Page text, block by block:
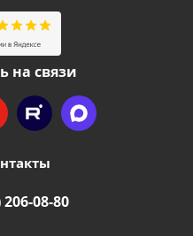
на связи
206-08-80